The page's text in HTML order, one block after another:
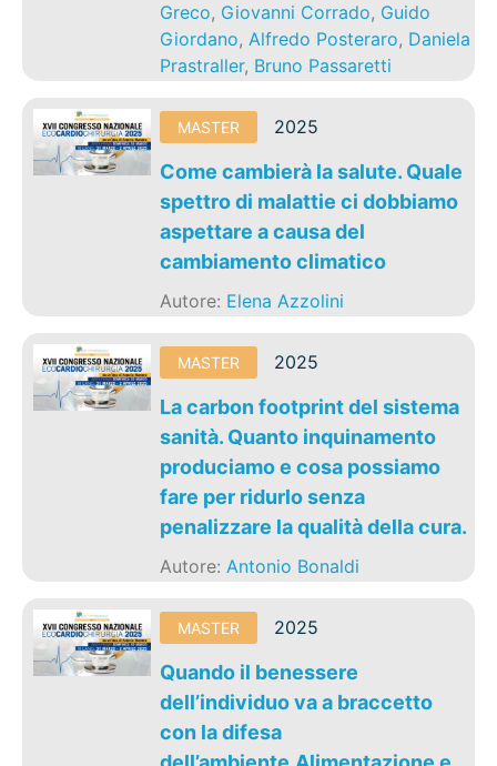
Greco, Giovanni Corrado, Guido
Giordano,Alfredo Posteraro, Daniela
Prastraller, Bruno Passaretti
MASTER 2025
Come cambierà la salute. Quale
spettro di malattie ci dobbiamo
aspettare a causa del
cambiamento climatico
Autore: Elena Azzolini
MASTER 2025
La carbon footprint del sistema
sanità. Quanto inquinamento
produciamo e cosa possiamo
fare per ridurlo senza
penalizzare la qualità della cura.
Autore:Antonio Bonaldi
MASTER 2025
Quando il benessere
dell’individuo va a braccetto
con la difesa